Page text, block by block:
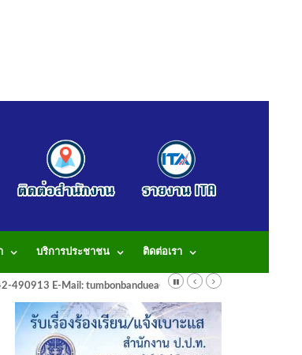
บริการประชาชน ติดต่อเรา
E-Mail: tumbonbanduea@gmail.com